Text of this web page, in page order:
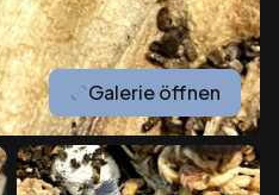
Galerie öffnen